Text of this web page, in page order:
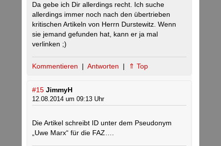
Da gebe ich Dir allerdings recht. Ich suche
allerdings immer noch nach den übertrieben
kritischen Artikeln von Herrn Durstewitz. Wenn
sie jemand gefunden hat, kann er ja mal
verlinken ;)
Kommentieren | Antworten | ⇑ Top
#15 JimmyH
12.08.2014 um 09:13 Uhr
Die Artikel schreibt ID unter dem Pseudonym
„Uwe Marx“ für die FAZ….